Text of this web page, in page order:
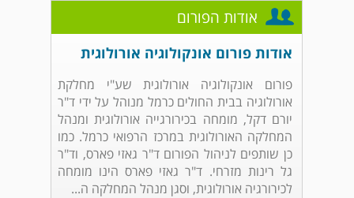
אודות הפורום
אודות פורום אונקולוגיה אורולוגית
פורום אונקולוגיה אורולוגית שע"י מחלקת
אורולוגיה בבית החולים כרמל מנוהל על ידי ד"ר
יורם דקל, מומחה בכירורגייה אורולוגית ומנהל
המחלקה האורולוגית במרכז הרפואי כרמל. כמו
כן שותפים לניהול הפורום ד"ר גאזי פארס, וד"ר
גל רינות מזרחי. ד"ר גאזי פארס הינו מומחה
לכירורגיה אורולוגית, וסגן מנהל המחלקה ה...